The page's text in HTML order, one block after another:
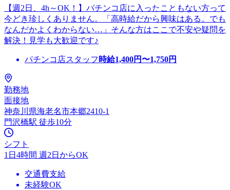
【週2日、4h～OK！】パチンコ店に入ったこともない方って
今どき珍しくありません。「高時給だから興味はある。でも
なんだかよくわからない…」そんな方はここで不安や疑問を
解決！見学も大歓迎です♪
パチンコ店スタッフ 時給1,400円〜1,750円
勤務地
面接地
神奈川県海老名市本郷2410-1
門沢橋駅 徒歩10分
シフト
1日4時間 週2日からOK
交通費支給
未経験OK